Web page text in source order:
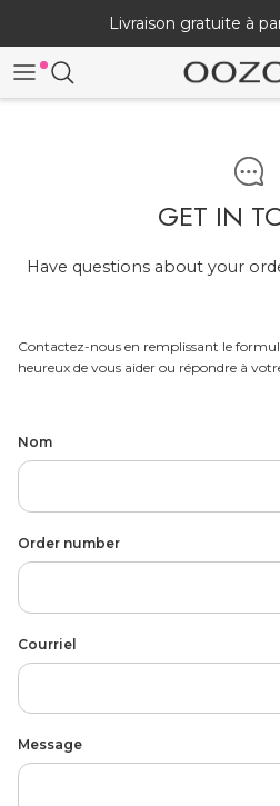
contenu
Livraison gratuite à
TOUTES LES MONTRES
MONTRES HOMME
SÉRIE VINTAGE
TOUTES LES MONTRES
CHARGEURS
AIDE SUR LA MONTRE
TOUTES LES CRÉATIONS
BOUCLES D'OREILLES
COLLIERS
MEN'S
GET IN
Have questions about your
Contactez-nous en remplissant le
heureux de vous aider ou répondre à
Nom
Order number
Courriel
Message